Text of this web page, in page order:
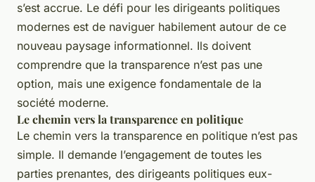
s’est accrue. Le défi pour les dirigeants politiques
modernes est de naviguer habilement autour de ce
nouveau paysage informationnel. Ils doivent
comprendre que la transparence n’est pas une
option, mais une exigence fondamentale de la
société moderne.
Le chemin vers la transparence en politique
Le chemin vers la transparence en politique n’est pas
simple. Il demande l’engagement de toutes les
parties prenantes, des dirigeants politiques eux-